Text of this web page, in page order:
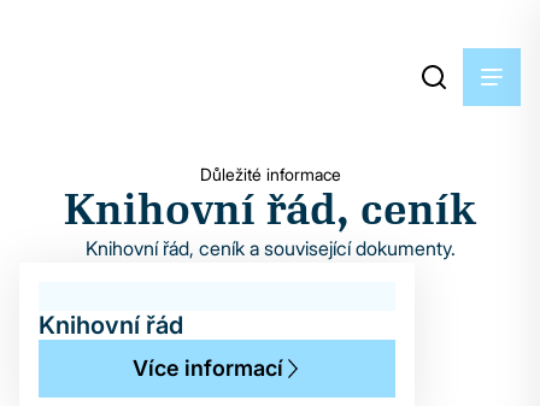
Důležité informace
Knihovní řád, ceník
Knihovní řád, ceník a související dokumenty.
Knihovní řád
Více informací